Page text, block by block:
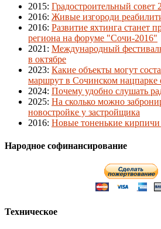
2015: Градостроительный совет
2016: Живые изгороди
2016: Развитие яхтинга станет
региона на форуме "Сочи-2016"
2021 : Международный
в октябре
2023: Какие объекты могут
маршрут в Сочинском нацпарке
2024: Почему удобно слушать
2025: На сколько можно
новостройке у застройщика
2016: Новые тоненькие
Народное софинансирование
Техническое